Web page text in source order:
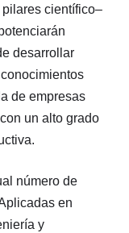
científico–
desarrollar
de empresas
un alto grado
número de
en
y